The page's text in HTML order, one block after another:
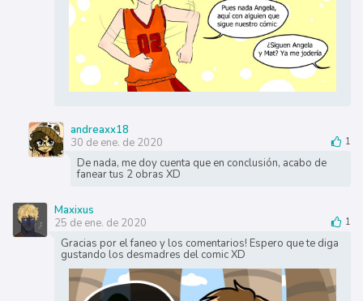
andreaxx18
30 de ene. de 2020
1
De nada, me doy cuenta que en conclusión, acabo de
fanear tus 2 obras XD
Maxixus
25 de ene. de 2020
1
Gracias por el faneo y los comentarios! Espero que te diga
gustando los desmadres del comic XD